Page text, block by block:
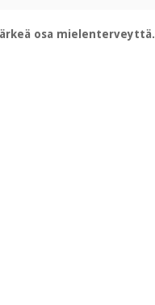
osa mielenterveyttä.